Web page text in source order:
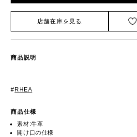
店舗在庫を見る
商品説明
# RHEA
商品仕様
素材:牛革
開け口の仕様